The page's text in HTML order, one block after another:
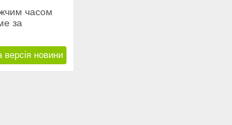
часом
за
версія новини